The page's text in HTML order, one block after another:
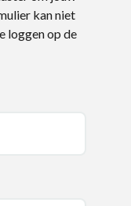
kan niet
loggen op de